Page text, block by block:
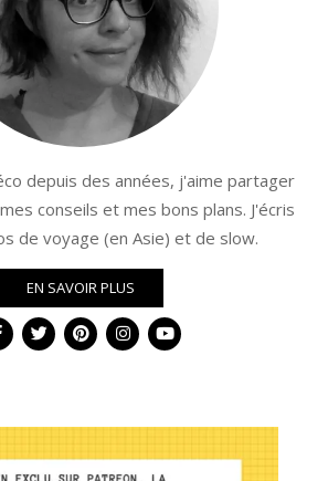
depuis des années, j'aime partager
conseils et mes bons plans. J'écris
de voyage (en Asie) et de slow.
EN SAVOIR PLUS